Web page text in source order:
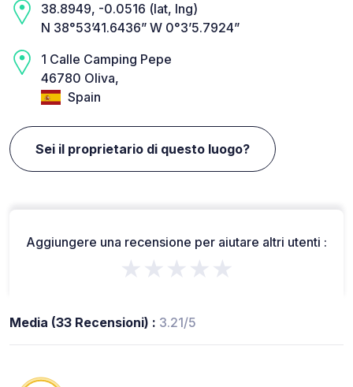
38.8949, -0.0516 (lat, lng)
N 38°53’41.6436” W 0°3’5.7924”
1 Calle Camping Pepe
46780 Oliva,
Spain
Sei il proprietario di questo luogo?
Aggiungere una recensione per aiutare altri utenti :
★★★★★
Media (33 Recensioni) : 3.21/5